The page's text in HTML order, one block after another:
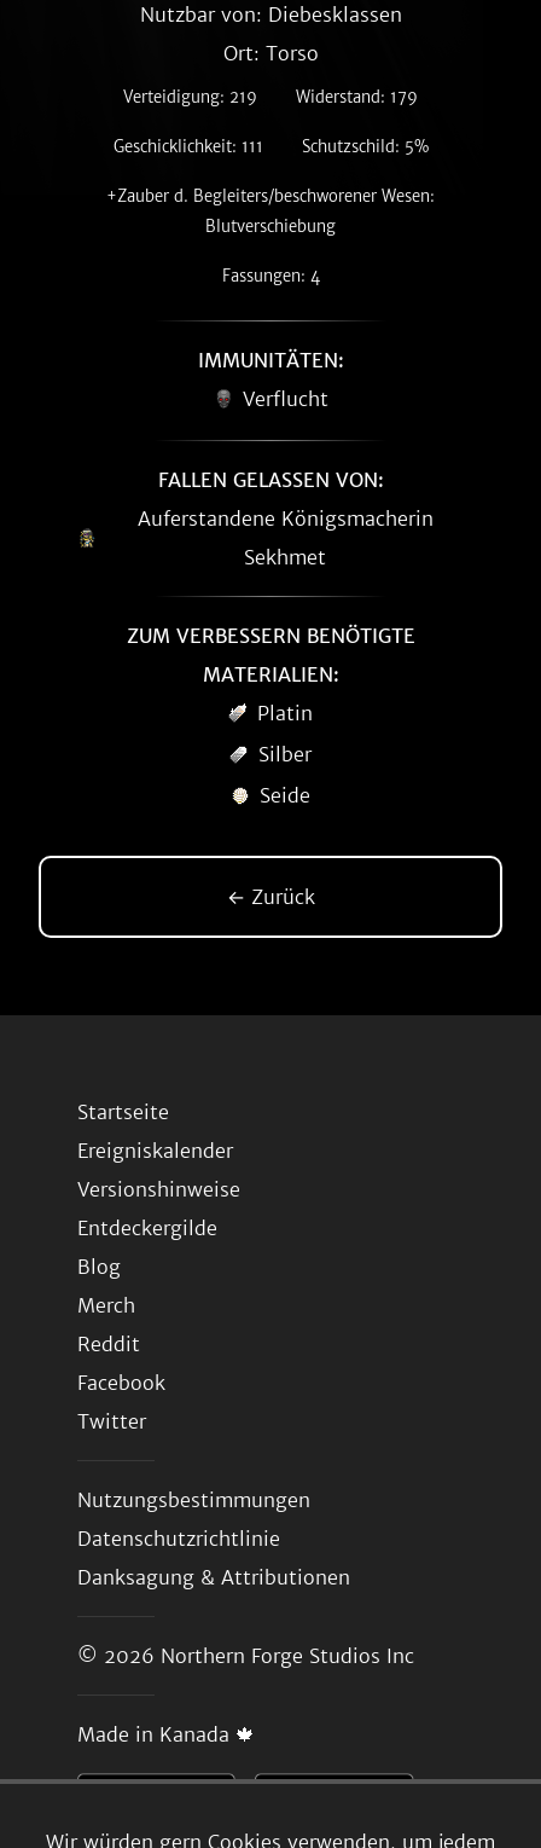
Wir würden gern Cookies verwenden, um jedem
Nutzbar von: Diebesklassen
Ort: Torso
Verteidigung: 219 Widerstand: 179
Geschicklichkeit: 111 Schutzschild: 5%
+Zauber d. Begleiters/beschworener Wesen:
Blutverschiebung
Fassungen: 4
IMMUNITÄTEN:
Verflucht
FALLEN GELASSEN VON:
Auferstandene Königsmacherin
Sekhmet
ZUM VERBESSERN BENÖTIGTE
MATERIALIEN:
Platin
Silber
Seide
← Zurück
Startseite
Ereigniskalender
Versionshinweise
Entdeckergilde
Blog
Merch
Reddit
Facebook
Twitter
Nutzungsbestimmungen
Datenschutzrichtlinie
Danksagung & Attributionen
© 2026 Northern Forge Studios Inc
Made in Kanada 🍁